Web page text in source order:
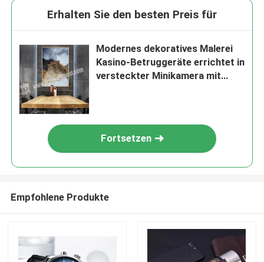
Erhalten Sie den besten Preis für
Modernes dekoratives Malerei
Kasino-Betruggeräte errichtet in
versteckter Minikamera mit
Fortsetzen
Empfohlene Produkte